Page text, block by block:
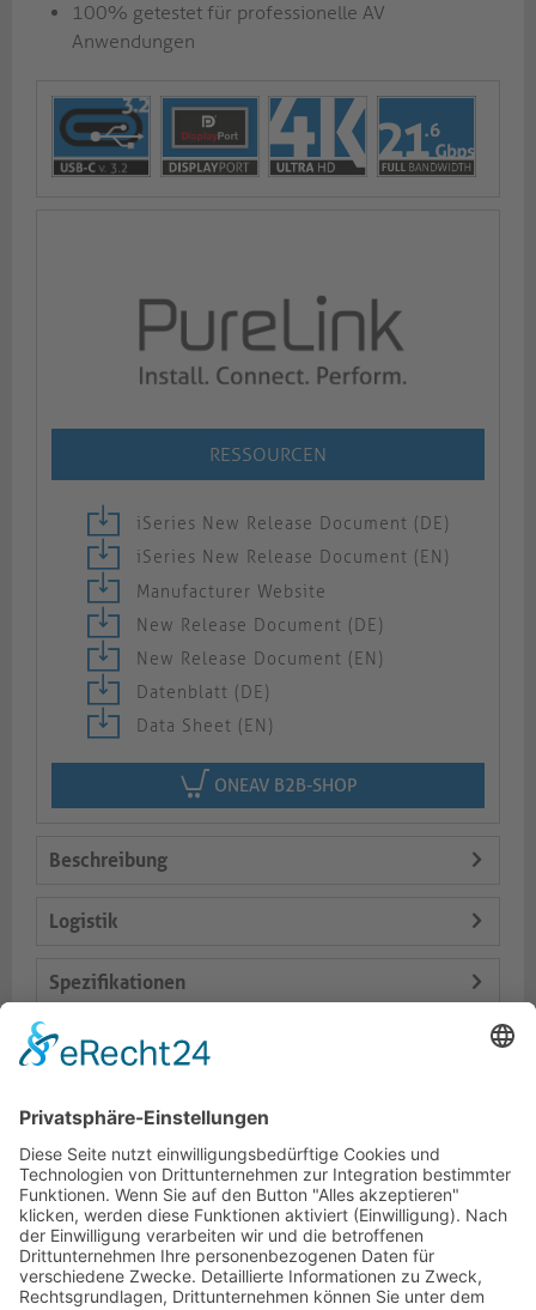
100% getestet für professionelle AV
Anwendungen
RESSOURCEN
iSeries New Release Document (DE)
iSeries New Release Document (EN)
Manufacturer Website
New Release Document (DE)
New Release Document (EN)
Datenblatt (DE)
Data Sheet (EN)
ONEAV B2B-SHOP
Beschreibung
Logistik
Spezifikationen
Lieferumfang
Dokumente